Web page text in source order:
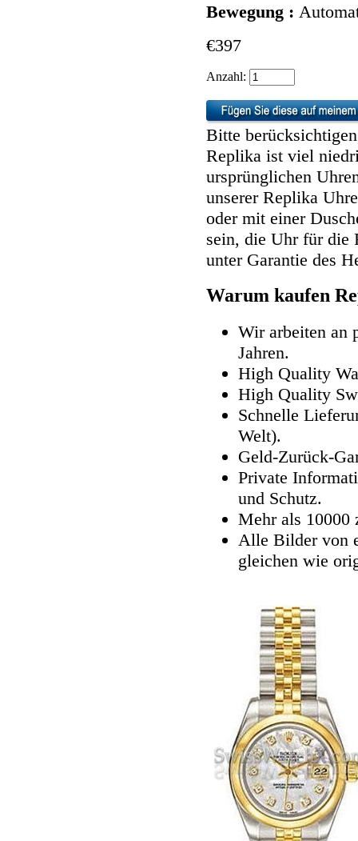
Bewegung :
€397
Anzahl:
Bitte
Replika ist viel
ursprünglichen
unserer Replika
oder mit einer
sein, die Uhr für die
unter Garantie des
Warum kaufen
Wir arbeiten an
Jahren.
High Quality
High Quality
Schnelle
Welt).
Geld-Zurück-
Private
und Schutz.
Mehr als 10000
Alle Bilder von
gleichen wie